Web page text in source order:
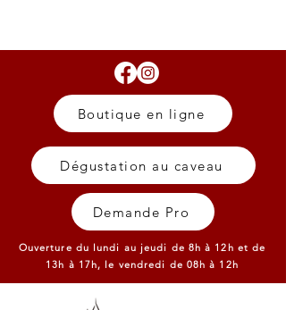
Boutique en ligne
Dégustation au caveau
Demande Pro
Ouverture du lundi au jeudi de 8h à 12h et de
13h à 17h, le vendredi de 08h à 12h